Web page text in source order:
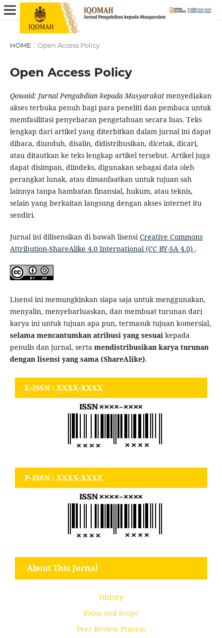
HOME / Open Access Policy
Open Access Policy
Qowaid: Jurnal Pengabdian kepada Masyarakatmenyediakan
akses terbuka penuh bagi para peneliti dan pembaca untuk
memfasilitasi penyebaran pengetahuan secara luas. Teks
lengkap dari artikel yang diterbitkan dalam jurnal ini dapat
dibaca, diunduh, disalin, didistribusikan, dicetak, dicari,
atau ditautkan ke teks lengkap artikel tersebut. Artikel juga
dapat disimpan, diindeks, digunakan sebagai data oleh
perangkat lunak, atau dimanfaatkan untuk tujuan sah
lainnya tanpa hambatan finansial, hukum, atau teknis,
selain yang berkaitan langsung dengan akses internet itu
sendiri.
Jurnal ini dilisensikan di bawah lisensiCreative Commons
Attribution-ShareAlike 4.0 International (CC BY-SA 4.0) .
Lisensi ini memungkinkan siapa saja untuk menggunakan,
menyalin, menyebarluaskan, dan membuat turunan dari
karya ini untuk tujuan apa pun, termasuk tujuan komersial,
selama mencantumkan atribusi yang sesuaikepada
penulis dan jurnal, serta mendistribusikan karya turunan
dengan lisensi yang sama (ShareAlike).
E-ISSN : XXXX-XXXX
P-ISSN : XXXX-XXXX
About This Jurnal
History
Focus and Scope
Peer Review Process